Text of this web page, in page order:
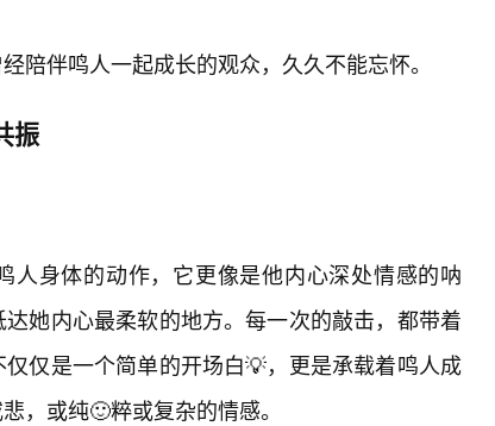
陪伴鸣人一起成长的观众，久久不能忘怀。
振
人身体的动作，它更像是他内心深处情感的呐
她内心最柔软的地方。每一次的敲击，都带着
仅是一个简单的开场白💡，更是承载着鸣人成
，或纯🙂粹或复杂的情感。